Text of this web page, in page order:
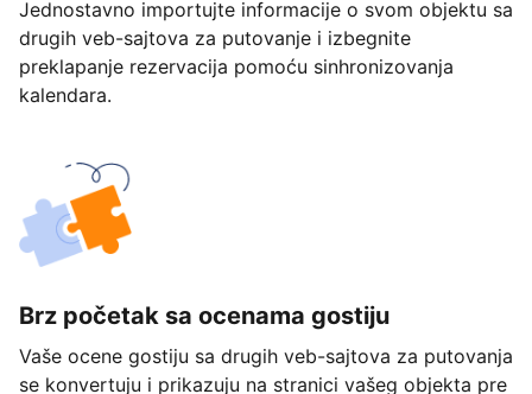
Jednostavno importujte informacije o svom objektu sa
drugih veb-sajtova za putovanje i izbegnite
preklapanje rezervacija pomoću sinhronizovanja
kalendara.
Brz početak sa ocenama gostiju
Vaše ocene gostiju sa drugih veb-sajtova za putovanja
se konvertuju i prikazuju na stranici vašeg objekta pre